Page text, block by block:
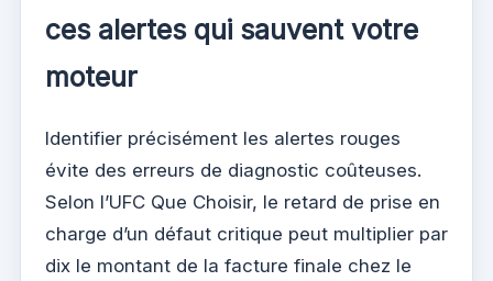
ces alertes qui sauvent votre
moteur
Identifier précisément les alertes rouges
évite des erreurs de diagnostic coûteuses.
Selon l’UFC Que Choisir, le retard de prise en
charge d’un défaut critique peut multiplier par
dix le montant de la facture finale chez le